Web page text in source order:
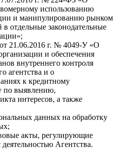
использованию
и манипулированию рынком
отдельные законодательные
21.06.2016 г. № 4049-У «О
и обеспечения
внутреннего контроля
агентства и о
к кредитному
по выявлению,
интересов, а также
данных на обработку
акты, регулирующие
Агентства.